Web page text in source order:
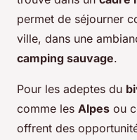
permet de séjourner
ville, dans une
camping sauvage.
Pour les adeptes du
comme les Alpes ou
offrent des